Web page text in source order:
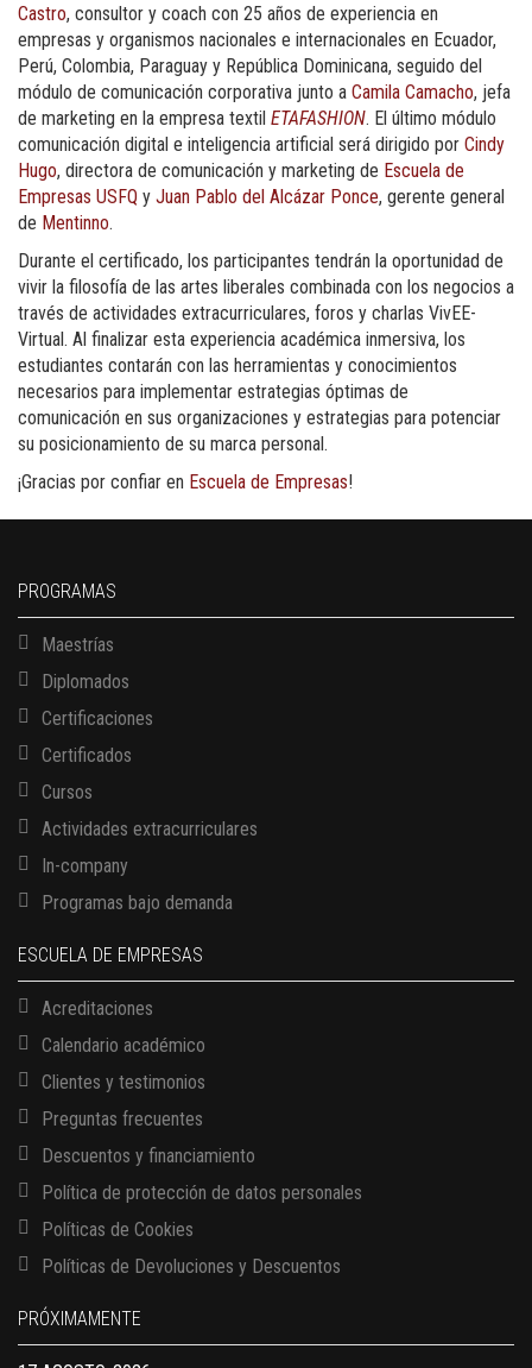
Castro, consultor y coach con 25 años de experiencia en
empresas y organismos nacionales e internacionales en Ecuador,
Perú, Colombia, Paraguay y República Dominicana, seguido del
módulo de comunicación corporativa junto a Camila Camacho, jefa
de marketing en la empresa textil ETAFASHION. El último módulo
comunicación digital e inteligencia artificial será dirigido por Cindy
Hugo, directora de comunicación y marketing de Escuela de
Empresas USFQ y Juan Pablo del Alcázar Ponce, gerente general
de Mentinno.
Durante el certificado, los participantes tendrán la oportunidad de
vivir la filosofía de las artes liberales combinada con los negocios a
través de actividades extracurriculares, foros y charlas VivEE-
Virtual. Al finalizar esta experiencia académica inmersiva, los
estudiantes contarán con las herramientas y conocimientos
necesarios para implementar estrategias óptimas de
comunicación en sus organizaciones y estrategias para potenciar
su posicionamiento de su marca personal.
¡Gracias por confiar en Escuela de Empresas!
PROGRAMAS
Maestrías
Diplomados
Certificaciones
Certificados
Cursos
Actividades extracurriculares
In-company
Programas bajo demanda
ESCUELA DE EMPRESAS
Acreditaciones
Calendario académico
Clientes y testimonios
Preguntas frecuentes
Descuentos y financiamiento
Política de protección de datos personales
Políticas de Cookies
Políticas de Devoluciones y Descuentos
PRÓXIMAMENTE
13 AGOSTO, 2026
Finanzas para no financieros
Gerencia de empresas familiares